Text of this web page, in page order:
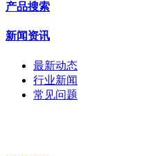
配件
拼接屏
安检门
工程宝
海康机器人
产品搜索
新闻资讯
最新动态
行业新闻
常见问题